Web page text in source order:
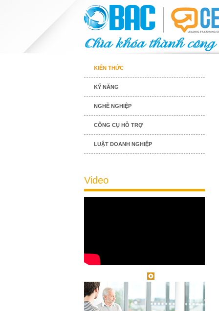
KIẾN THỨC
KỸ NĂNG
NGHỀ NGHIỆP
CÔNG CỤ HỖ TRỢ
LUẬT DOANH NGHIỆP
Video